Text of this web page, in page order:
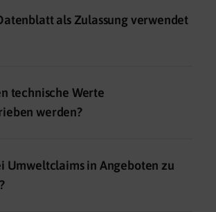
als Zulassung verwendet
technische Werte
werden?
Umweltclaims in Angeboten zu